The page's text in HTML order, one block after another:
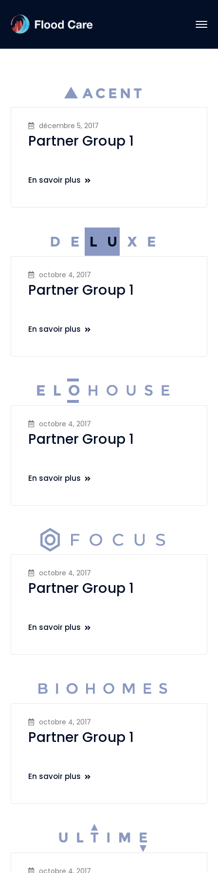
décembre 5, 2017
Partner Group 1
En savoir plus
octobre 4, 2017
Partner Group 1
En savoir plus
octobre 4, 2017
Partner Group 1
En savoir plus
octobre 4, 2017
Partner Group 1
En savoir plus
octobre 4, 2017
Partner Group 1
En savoir plus
octobre 4, 2017